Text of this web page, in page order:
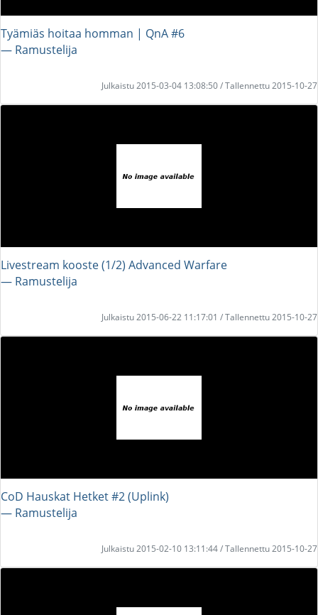
Tyämiäs hoitaa homman | QnA #6
― Ramustelija
Julkaistu 2015-03-04 13:08:50 / Tallennettu 2015-10-27
Livestream kooste (1/2) Advanced Warfare
― Ramustelija
Julkaistu 2015-06-22 11:17:01 / Tallennettu 2015-10-27
CoD Hauskat Hetket #2 (Uplink)
― Ramustelija
Julkaistu 2015-02-10 13:11:44 / Tallennettu 2015-10-27